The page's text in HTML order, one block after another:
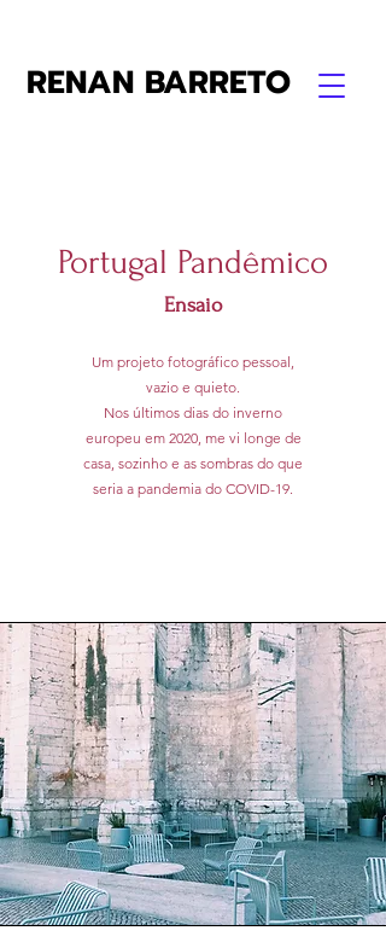
RENAN BARRETO
Portugal Pandêmico
Ensaio
Um projeto fotográfico pessoal,
vazio e quieto.
Nos últimos dias do inverno
europeu em 2020, me vi longe de
casa, sozinho e as sombras do que
seria a pandemia do COVID-19.